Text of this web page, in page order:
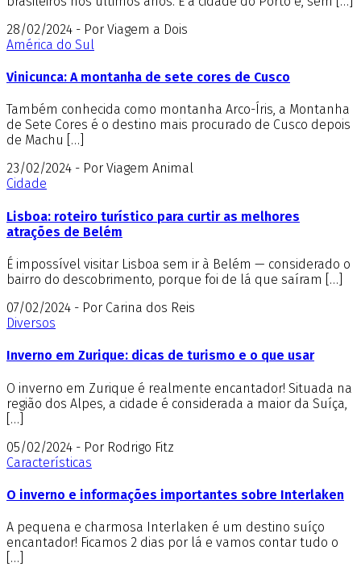
28/02/2024 - Por Viagem a Dois
América do Sul
Vinicunca: A montanha de sete cores de Cusco
Também conhecida como montanha Arco-Íris, a Montanha
de Sete Cores é o destino mais procurado de Cusco depois
de Machu […]
23/02/2024 - Por Viagem Animal
Cidade
Lisboa: roteiro turístico para curtir as melhores
atrações de Belém
É impossível visitar Lisboa sem ir à Belém — considerado o
bairro do descobrimento, porque foi de lá que saíram […]
07/02/2024 - Por Carina dos Reis
Diversos
Inverno em Zurique: dicas de turismo e o que usar
O inverno em Zurique é realmente encantador! Situada na
região dos Alpes, a cidade é considerada a maior da Suíça,
[…]
05/02/2024 - Por Rodrigo Fitz
Características
O inverno e informações importantes sobre Interlaken
A pequena e charmosa Interlaken é um destino suíço
encantador! Ficamos 2 dias por lá e vamos contar tudo o
[…]